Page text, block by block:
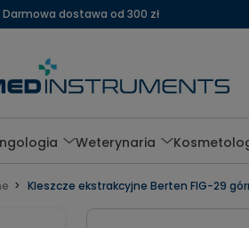
Darmowa dostawa od 300 zł
Weterynaria
Kleszcze ekstrakcyjne Berten FIG-29